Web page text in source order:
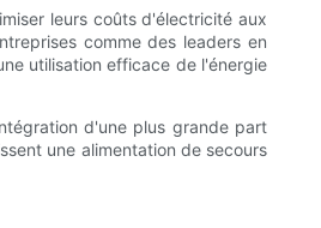
leurs coûts d'électricité aux
comme des leaders en
utilisation efficace de l'énergie
d'une plus grande part
une alimentation de secours